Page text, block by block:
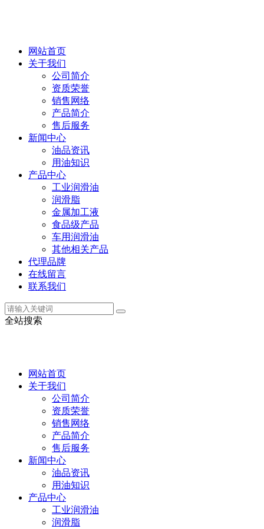
网站首页
关于我们
公司简介
资质荣誉
销售网络
产品简介
售后服务
新闻中心
油品资讯
用油知识
产品中心
工业润滑油
润滑脂
金属加工液
食品级产品
车用润滑油
其他相关产品
代理品牌
在线留言
联系我们
全站搜索
网站首页
关于我们
公司简介
资质荣誉
销售网络
产品简介
售后服务
新闻中心
油品资讯
用油知识
产品中心
工业润滑油
润滑脂